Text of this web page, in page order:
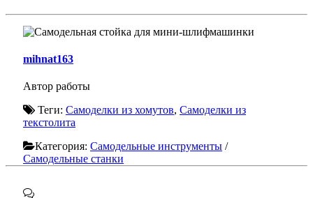
mihnat163
Автор работы
Теги: Самоделки из хомутов, Самоделки из
текстолита
Категория: Самодельные инструменты /
Самодельные станки